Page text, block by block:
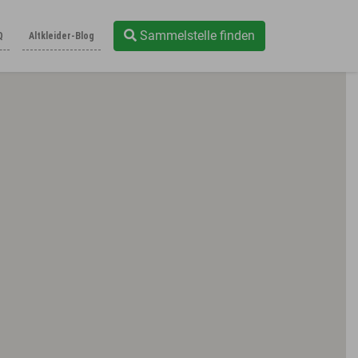
Altkleider-Blog Sammelstelle finden